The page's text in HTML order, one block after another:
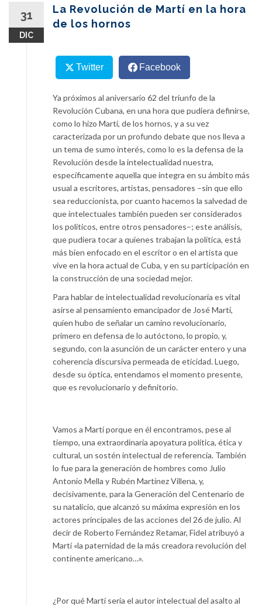
31
DIC
La Revolución de Martí en la hora
de los hornos
Twitter Facebook
Ya próximos al aniversario 62 del triunfo de la
Revolución Cubana, en una hora que pudiera definirse,
como lo hizo Martí, de los hornos, y a su vez
caracterizada por un profundo debate que nos lleva a
un tema de sumo interés, como lo es la defensa de la
Revolución desde la intelectualidad nuestra,
específicamente aquella que integra en su ámbito más
usual a escritores, artistas, pensadores –sin que ello
sea reduccionista, por cuanto hacemos la salvedad de
que intelectuales también pueden ser considerados
los políticos, entre otros pensadores–; este análisis,
que pudiera tocar a quienes trabajan la política, está
más bien enfocado en el escritor o en el artista que
vive en la hora actual de Cuba, y en su participación en
la construcción de una sociedad mejor.
Para hablar de intelectualidad revolucionaria es vital
asirse al pensamiento emancipador de José Martí,
quien hubo de señalar un camino revolucionario,
primero en defensa de lo autóctono, lo propio, y,
segundo, con la asunción de un carácter entero y una
coherencia discursiva permeada de eticidad. Luego,
desde su óptica, entendamos el momento presente,
que es revolucionario y definitorio.
Vamos a Martí porque en él encontramos, pese al
tiempo, una extraordinaria apoyatura política, ética y
cultural, un sostén intelectual de referencia. También
lo fue para la generación de hombres como Julio
Antonio Mella y Rubén Martínez Villena, y,
decisivamente, para la Generación del Centenario de
su natalicio, que alcanzó su máxima expresión en los
actores principales de las acciones del 26 de julio. Al
decir de Roberto Fernández Retamar, Fidel atribuyó a
Martí «la paternidad de la más creadora revolución del
continente americano…».
¿Por qué Martí sería el autor intelectual del asalto al